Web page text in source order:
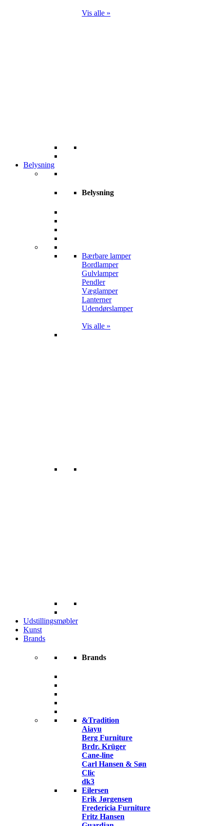
Vis alle »
Belysning
Belysning
Bærbare lamper
Bordlamper
Gulvlamper
Pendler
Væglamper
Lanterner
Udendørslamper
Vis alle »
Udstillingsmøbler
Kunst
Brands
Brands
&Tradition
Aiayu
Berg Furniture
Brdr. Krüger
Cane-line
Carl Hansen & Søn
Clic
dk3
Eilersen
Erik Jørgensen
Fredericia Furniture
Fritz Hansen